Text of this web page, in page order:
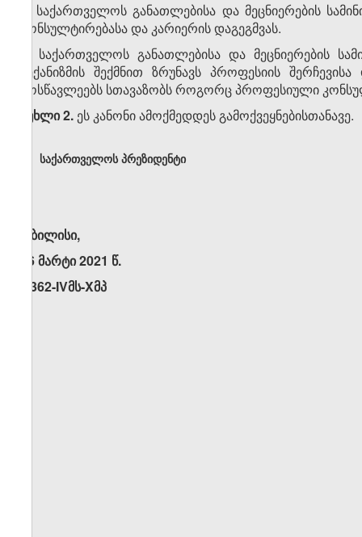
1. საქართველოს განათლებისა და მეცნიერების
კონსულტირებასა და კარიერის დაგეგმვას.
2. საქართველოს განათლებისა და მეცნიერების
მექანიზმის შექმნით ზრუნავს პროფესიის
მოსწავლეებს სთავაზობს როგორც პროფესიული
მუხლი 2. ეს კანონი ამოქმედდეს გამოქვეყნებისთანავე.
საქართველოს პრეზიდენტი
თბილისი,
16 მარტი 2021 წ.
N362-IVმს-Xმპ